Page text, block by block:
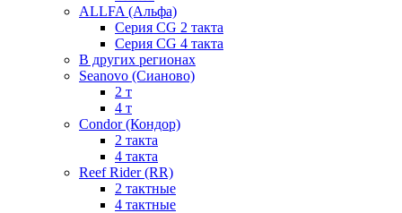
ALLFA (Альфа)
Серия СG 2 такта
Серия СG 4 такта
В других регионах
Seanovo (Сианово)
2 т
4 т
Condor (Кондор)
2 такта
4 такта
Reef Rider (RR)
2 тактные
4 тактные